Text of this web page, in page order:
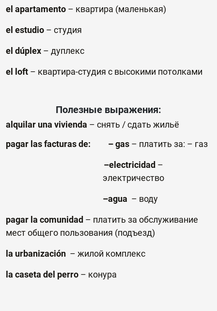
el apartamento – квартира (маленькая)
el estudio – студия
el dúplex – дуплекс
el oft – квартира-студия с высокими потолками
Полезные выражения:
alquilar una vivienda – снять / сдать жильё
pagar las facturas de: – gas – платить за: – газ
–electricidad –
электричество
–agua – воду
pagar la comunidad – платить за обслуживание
мест общего пользования (подъезд)
la urbanización – жилой комплекс
la caseta del perro – конура